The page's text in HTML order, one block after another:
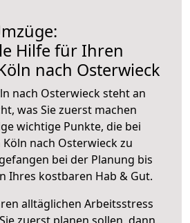
Hilfe für Ihren
nach Osterwieck
nach Osterwieck steht an
was Sie zuerst machen
wichtige Punkte, die bei
nach Osterwieck zu
bei der Planung bis
Ihres kostbaren Hab & Gut.
alltäglichen Arbeitsstress